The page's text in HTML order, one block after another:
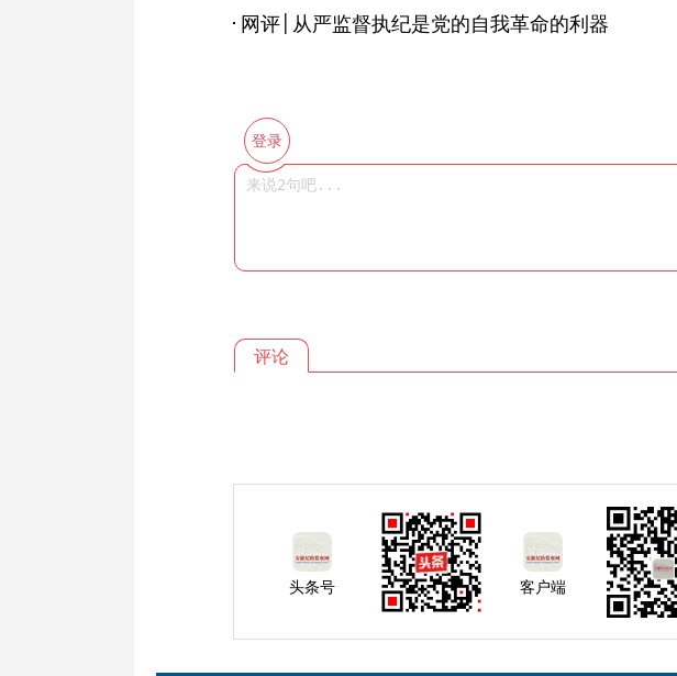
网评│从严监督执纪是党的自我革命的利器
登录
评论
头条号 客户端